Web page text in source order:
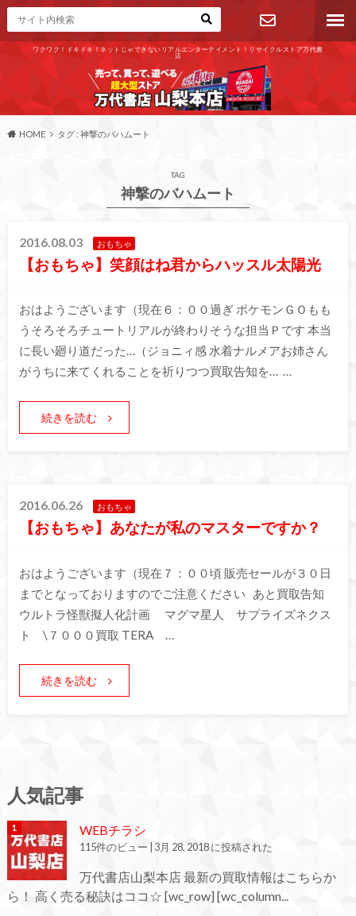
ワクワク！ドキドキ！ネットじゃできないリアルエンターテイメント！リサイクルストア万代書
店
お問い合わ
せ
HOME タグ : 神撃のバハムート
TAG
神撃のバハムート
2016.08.03 おもちゃ
【おもちゃ】笑顔はね君からハッスル太陽光
おはようございます（現在６：００過ぎ ポケモンＧＯもも
うそろそろチュートリアルが終わりそうな担当Ｐです 本当
に長い廻り道だった…（ジョニィ感 水着ナルメアお姉さん
がうちに来てくれることを祈りつつ買取告知を… …
続きを読む
2016.06.26 おもちゃ
【おもちゃ】あなたが私のマスターですか？
おはようございます（現在７：００頃 販売セールが３０日
までとなっておりますのでご注意ください あと買取告知
ウルトラ怪獣擬人化計画 マグマ星人 サプライズネクス
ト \７０００買取 TERA …
続きを読む
人気記事
WEBチラシ
115件のビュー 3月 28, 2018 に投稿された
万代書店山梨本店 最新の買取情報はこちらか
ら！ 高く売る秘訣はココ☆ [wc_row] [wc_column...